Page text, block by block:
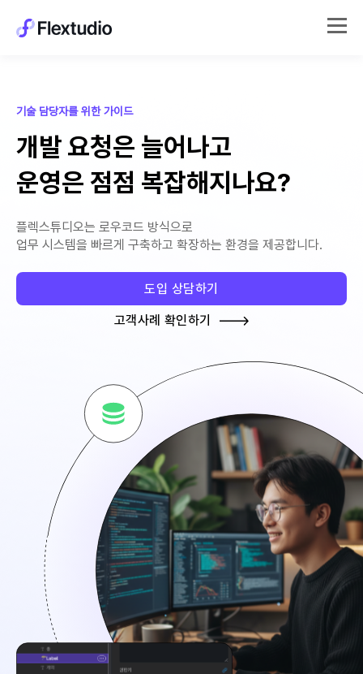
기술 담당자를 위한 가이드
개발 요청은 늘어나고
운영은 점점 복잡해지나요?
플렉스튜디오는 로우코드 방식으로
업무 시스템을 빠르게 구축하고 확장하는 환경을 제공합니다.
도입 상담하기
고객사례 확인하기